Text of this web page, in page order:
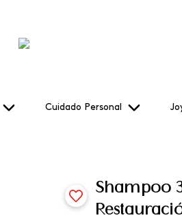
Cuidado Personal
Shampoo